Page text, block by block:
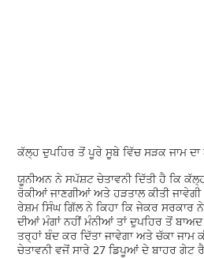
ਕੱਲ੍ਹ ਦੁਪਹਿਰ ਤੋਂ ਪੂਰੇ ਸੂਬੇ ਵਿੱਚ ਸੜਕ ਜਾਮ
ਯੂਨੀਅਨ ਨੇ ਸਪੱਸ਼ਟ ਚੇਤਾਵਨੀ ਦਿੱਤੀ ਹੈ ਕਿ
ਰੋਕੀਆਂ ਜਾਣਗੀਆਂ ਅਤੇ ਹੜਤਾਲ ਕੀਤੀ
ਰੇਸ਼ਮ ਸਿੰਘ ਗਿੱਲ ਨੇ ਕਿਹਾ ਕਿ ਜੇਕਰ ਸਰਕਾਰ
ਦੀਆਂ ਮੰਗਾਂ ਨਹੀਂ ਮੰਨੀਆਂ ਤਾਂ ਦੁਪਹਿਰ ਤੋਂ
ਤਰ੍ਹਾਂ ਬੰਦ ਕਰ ਦਿੱਤਾ ਜਾਵੇਗਾ ਅਤੇ ਚੱਕਾ ਜਾਮ
ਚੇਤਾਵਨੀ ਵਜੋਂ ਸਾਰੇ 27 ਡਿਪੂਆਂ ਦੇ ਬਾਹਰ ਗੇਟ